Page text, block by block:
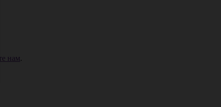
нам.